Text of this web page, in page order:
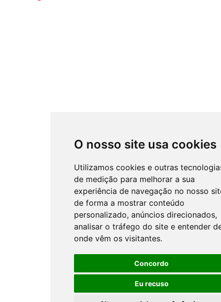
O nosso site usa cookies
Utilizamos cookies e outras
de medição para melhorar a sua
experiência de navegação no nosso
de forma a mostrar conteúdo
personalizado, anúncios direcionados,
analisar o tráfego do site e entender
onde vêm os visitantes.
Concordo
Eu recuso